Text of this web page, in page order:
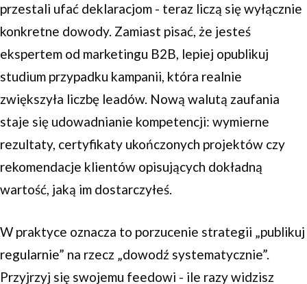
przestali ufać deklaracjom - teraz liczą się wyłącznie
konkretne dowody. Zamiast pisać, że jesteś
ekspertem od marketingu B2B, lepiej opublikuj
studium przypadku kampanii, która realnie
zwiększyła liczbę leadów. Nową walutą zaufania
staje się udowadnianie kompetencji: wymierne
rezultaty, certyfikaty ukończonych projektów czy
rekomendacje klientów opisujących dokładną
wartość, jaką im dostarczyłeś.
W praktyce oznacza to porzucenie strategii „publikuj
regularnie” na rzecz „dowodź systematycznie”.
Przyjrzyj się swojemu feedowi - ile razy widzisz